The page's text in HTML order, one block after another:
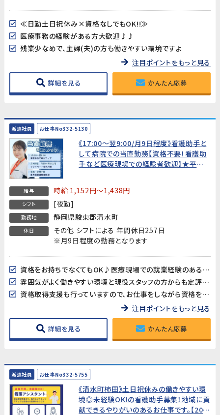
≪日勤土日祝休み×資格なしでもOK!!≫
医療事務の経験がある方大歓迎♪♪
残業少なめで、主婦(夫)の方も働きやすい環境ですよ
注目ポイントをもっと見る
詳細を見る かんたん応募
派遣社員 お仕事No332-5130
《17:00～翌9:00/月9日程度》看護助手と
して病院での当直勤務【資格不要！看護助
手など医療現場での経験者歓迎】★平日
給与 時給 1,152円～1,438円
シフト [夜勤]
勤務地 静岡県駿東郡清水町
休日
その他 シフトによる 年間休日257日
※月9日程度の勤務となります
資格をお持ちでなくてもOK♪医療現場での就業経験のある方歓迎！
雰囲気がよく働きやすい環境と現役スタッフの方からも定評あり！
資格取得支援も行っていますので、お仕事をしながら資格を取得したい方にもおススメです。
注目ポイントをもっと見る
詳細を見る かんたん応募
派遣社員 お仕事No332-5755
《清水町柿田》土日祝休みの働きやすい環
境◎未経験OK!の看護助手募集！地域に貢
献できるやりがいのあるお仕事です。【20代